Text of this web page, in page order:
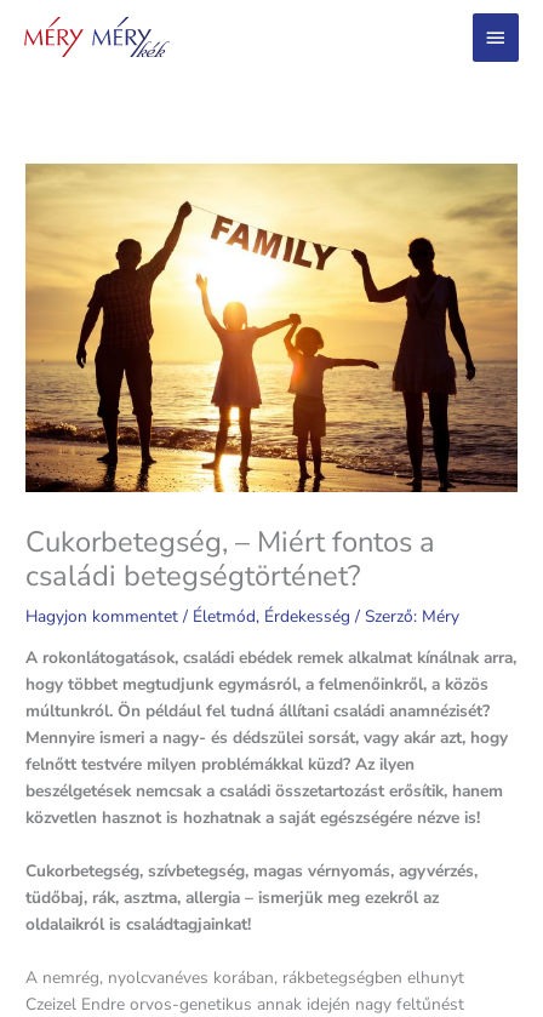
Main
Menu
Cukorbetegség, – Miért fontos a
családi betegségtörténet?
Hagyjon kommentet / Életmód, Érdekesség / Szerző: Méry
A rokonlátogatások, családi ebédek remek alkalmat kínálnak arra,
hogy többet megtudjunk egymásról, a felmenőinkről, a közös
múltunkról. Ön például fel tudná állítani családi anamnézisét?
Mennyire ismeri a nagy- és dédszülei sorsát, vagy akár azt, hogy
felnőtt testvére milyen problémákkal küzd? Az ilyen
beszélgetések nemcsak a családi összetartozást erősítik, hanem
közvetlen hasznot is hozhatnak a saját egészségére nézve is!
Cukorbetegség, szívbetegség, magas vérnyomás, agyvérzés,
tüdőbaj, rák, asztma, allergia – ismerjük meg ezekről az
oldalaikról is családtagjainkat!
A nemrég, nyolcvanéves korában, rákbetegségben elhunyt
Czeizel Endre orvos-genetikus annak idején nagy feltűnést